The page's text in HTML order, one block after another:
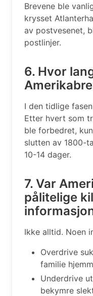
Brevene ble
krysset
av postvesenet,
postlinjer.
6. Hvor
I den tidlige
Etter hvert som
ble forbedret,
slutten av 1800-
10-14 dager.
7. Var
pålitelige
Ikke alltid. Noen
Overdrive
familie
Underdrive
bekymre